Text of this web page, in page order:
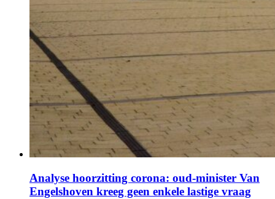
Analyse hoorzitting corona: oud-minister Van
Engelshoven kreeg geen enkele lastige vraag